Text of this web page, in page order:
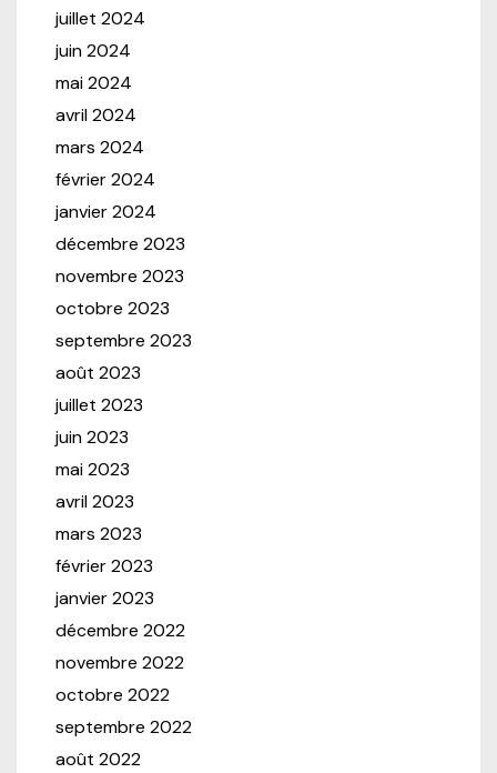
juillet 2024
juin 2024
mai 2024
avril 2024
mars 2024
février 2024
janvier 2024
décembre 2023
novembre 2023
octobre 2023
septembre 2023
août 2023
juillet 2023
juin 2023
mai 2023
avril 2023
mars 2023
février 2023
janvier 2023
décembre 2022
novembre 2022
octobre 2022
septembre 2022
août 2022